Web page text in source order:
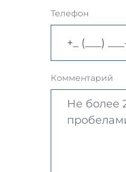
Телефон
Комментарий